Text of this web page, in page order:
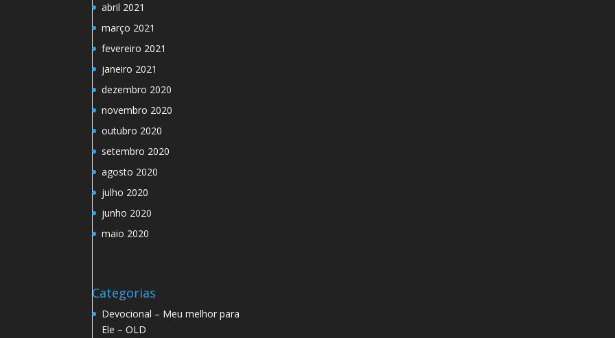
abril 2021
março 2021
fevereiro 2021
janeiro 2021
dezembro 2020
novembro 2020
outubro 2020
setembro 2020
agosto 2020
julho 2020
junho 2020
maio 2020
Categorias
Devocional – Meu melhor para
Ele – OLD